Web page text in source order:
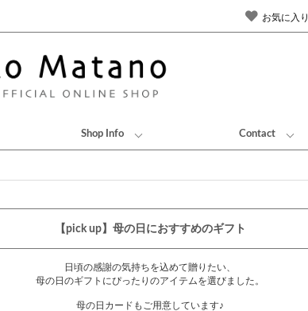
お気に入り
Shop Info Contact
【pick up】母の日におすすめのギフト
日頃の感謝の気持ちを込めて贈りたい、
母の日のギフトにぴったりのアイテムを選びました。
母の日カードもご用意しています♪